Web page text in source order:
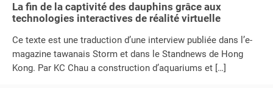
La fin de la captivité des dauphins grâce aux
technologies interactives de réalité virtuelle
Ce texte est une traduction d’une interview publiée dans l’e-
magazine tawanais Storm et dans le Standnews de Hong
Kong. Par KC Chau a construction d’aquariums et […]